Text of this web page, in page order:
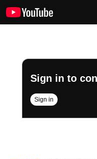
Sign in to
Sign in